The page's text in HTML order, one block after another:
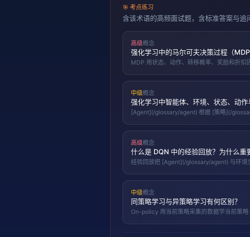
🎯 考点练习
含该术语的高频面试题，含标准答案与追
高级概念
强化学习中的马尔可夫决策过程（MDP
MDP 用状态、动作、转移概率、奖励和折扣
中级概念
强化学习中智能体、环境、状态、动作
[Agent](/glossary/agent) 根据 [策略](/
高级概念
什么是 DQN 中的经验回放？为什么重
经验回放把 [Agent](/glossary/agent) 与环境
中级概念
同策略学习与异策略学习有何区别？
On-policy 用当前策略采集的数据学当前策